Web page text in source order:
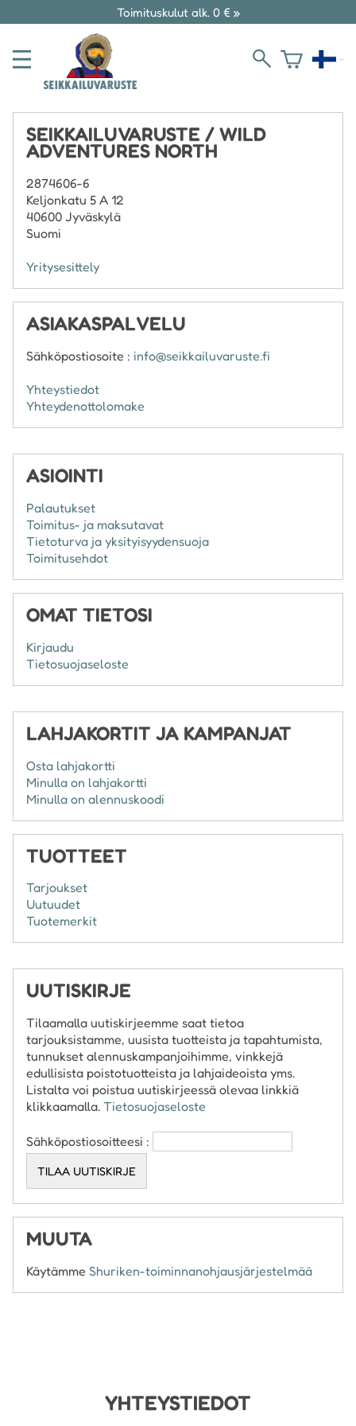
Toimituskulut alk. 0 € »
SEIKKAILUVARUSTE / WILD
ADVENTURES NORTH
2874606-6
Keljonkatu 5 A 12
40600 Jyväskylä
Suomi
Yritysesittely
ASIAKASPALVELU
Sähköpostiosoite : info@seikkailuvaruste.fi
Yhteystiedot
Yhteydenottolomake
ASIOINTI
Palautukset
Toimitus- ja maksutavat
Tietoturva ja yksityisyydensuoja
Toimitusehdot
OMAT TIETOSI
Kirjaudu
Tietosuojaseloste
LAHJAKORTIT JA KAMPANJAT
Osta lahjakortti
Minulla on lahjakortti
Minulla on alennuskoodi
TUOTTEET
Tarjoukset
Uutuudet
Tuotemerkit
UUTISKIRJE
Tilaamalla uutiskirjeemme saat tietoa
tarjouksistamme, uusista tuotteista ja tapahtumista,
tunnukset alennuskampanjoihimme, vinkkejä
edullisista poistotuotteista ja lahjaideoista yms.
Listalta voi poistua uutiskirjeessä olevaa linkkiä
klikkaamalla. Tietosuojaseloste
Sähköpostiosoitteesi :
MUUTA
Käytämme Shuriken-toiminnanohjausjärjestelmää
YHTEYSTIEDOT